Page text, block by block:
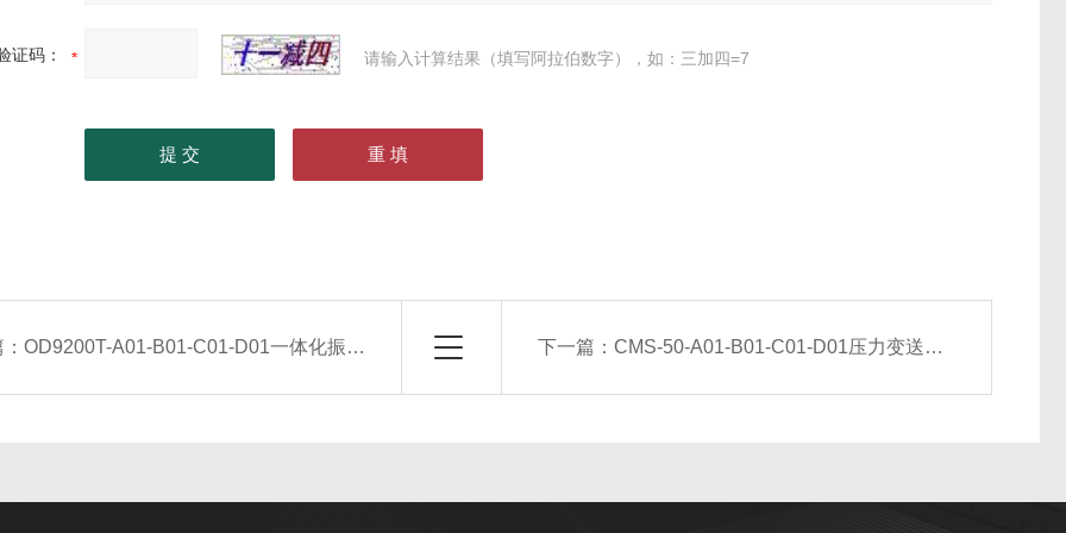
证码： 请输入计算结果（填写阿拉伯数字），如：三加四=7
：OD9200T-A01-B01-C01-D01一体化振动变送器 春辉集团 下一篇： CMS-50-A01-B01-C01-D01压力变送器 春辉集团 振动变送器